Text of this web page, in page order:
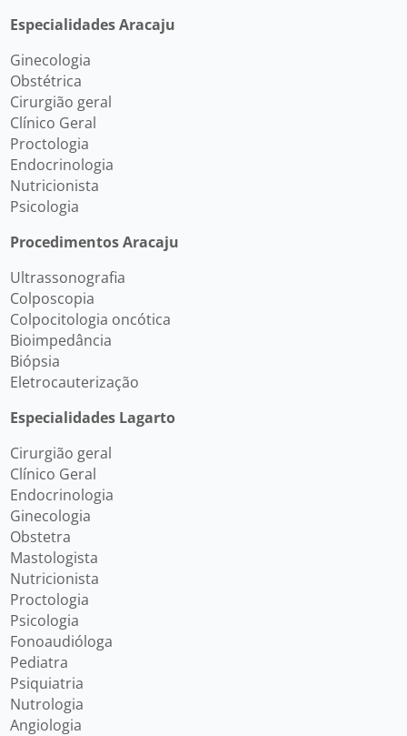
Especialidades Aracaju
Ginecologia
Obstétrica
Cirurgião geral
Clínico Geral
Proctologia
Endocrinologia
Nutricionista
Psicologia
Procedimentos Aracaju
Ultrassonografia
Colposcopia
Colpocitologia oncótica
Bioimpedância
Biópsia
Eletrocauterização
Especialidades Lagarto
Cirurgião geral
Clínico Geral
Endocrinologia
Ginecologia
Obstetra
Mastologista
Nutricionista
Proctologia
Psicologia
Fonoaudióloga
Pediatra
Psiquiatria
Nutrologia
Angiologia